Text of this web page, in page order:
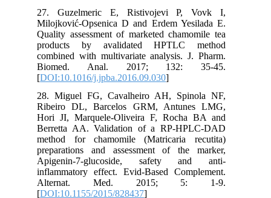
27. Guzelmeric E, Ristivojevi P, Vovk I,
Milojković-Opsenica D and Erdem Yesilada E.
Quality assessment of marketed chamomile tea
products by avalidated HPTLC method
combined with multivariate analysis. J. Pharm.
Biomed. Anal. 2017; 132: 35-45.
[DOI:10.1016/j.jpba.2016.09.030
28. Miguel FG, Cavalheiro AH, Spinola NF,
Ribeiro DL, Barcelos GRM, Antunes LMG,
Hori JI, Marquele-Oliveira F, Rocha BA and
Berretta AA. Validation of a RP-HPLC-DAD
method for chamomile (Matricaria recutita)
preparations and assessment of the marker,
Apigenin-7-glucoside, safety and anti-
inflammatory effect. Evid-Based Complement.
Alternat. Med. 2015; 5: 1-9.
[DOI:10.1155/2015/828437